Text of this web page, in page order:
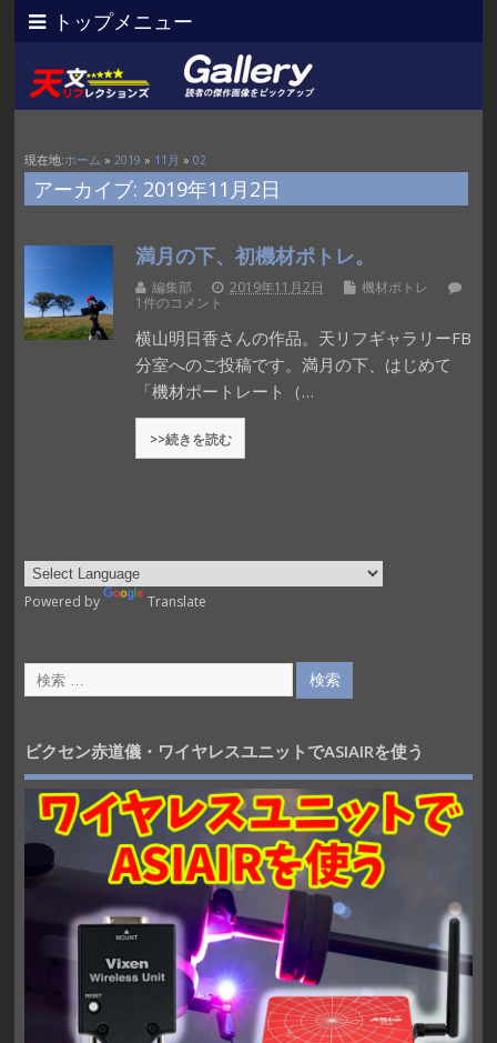
トップメニュー
現在地:ホーム » 2019 » 11月 » 02
アーカイブ: 2019年11月2日
満月の下、初機材ポトレ。
編集部 2019年11月2日
機材ポトレ
1件のコメント
横山明日香さんの作品。天リフギャラリーFB
分室へのご投稿です。満月の下、はじめて
「機材ポートレート（…
>>続きを読む
Powered by Translate
ビクセン赤道儀・ワイヤレスユニットでASIAIRを使う